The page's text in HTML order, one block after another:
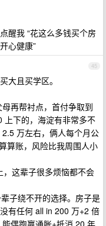
醒我 “花这么多钱买个房
心健康”
45
大且买学区。
再帮衬点，首付争取到
上下的，海淀有非常多不
万左右，俩人每个月公
算账，风险比我周围人小
这辈子很多烦恼都不会
子绕不开的选择。房子是
有任何 all in 200 万+2 倍
偶跑赢通胀+抵消 20 年